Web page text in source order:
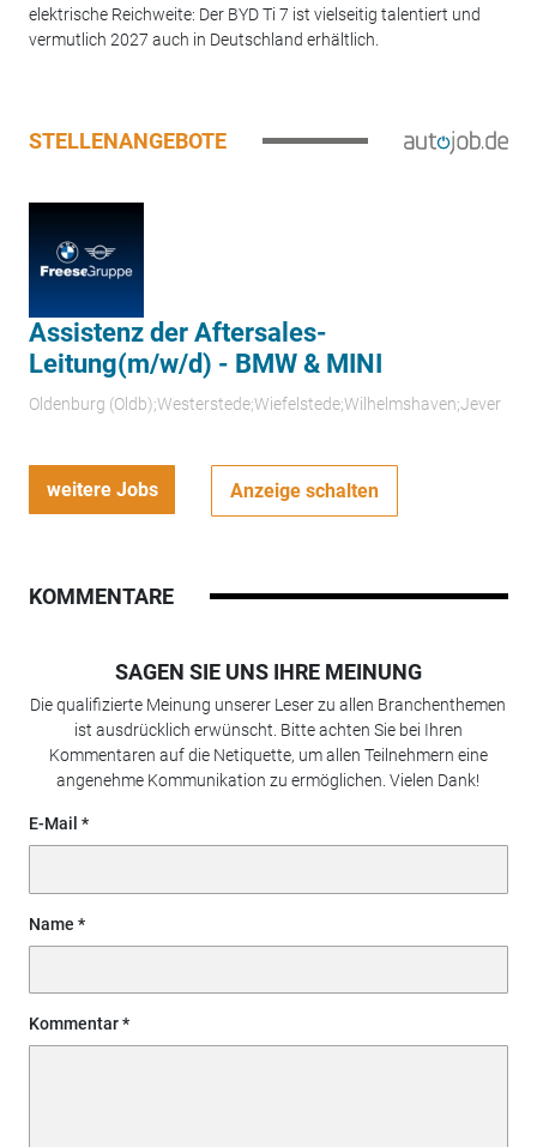
elektrische Reichweite: Der BYD Ti 7 ist vielseitig talentiert und
vermutlich 2027 auch in Deutschland erhältlich.
STELLENANGEBOTE
Assistenz der Aftersales-
Leitung(m/w/d) - BMW & MINI
Oldenburg (Oldb);Westerstede;Wiefelstede;Wilhelmshaven;Jever
weitere Jobs Anzeige schalten
KOMMENTARE
SAGEN SIE UNS IHRE MEINUNG
Die qualifizierte Meinung unserer Leser zu allen Branchenthemen
ist ausdrücklich erwünscht. Bitte achten Sie bei Ihren
Kommentaren auf die Netiquette, um allen Teilnehmern eine
angenehme Kommunikation zu ermöglichen. Vielen Dank!
E-Mail
Name
Kommentar